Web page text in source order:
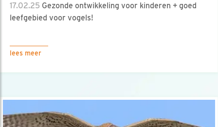
17.02.25 Gezonde ontwikkeling voor kinderen + goed
leefgebied voor vogels!
lees meer